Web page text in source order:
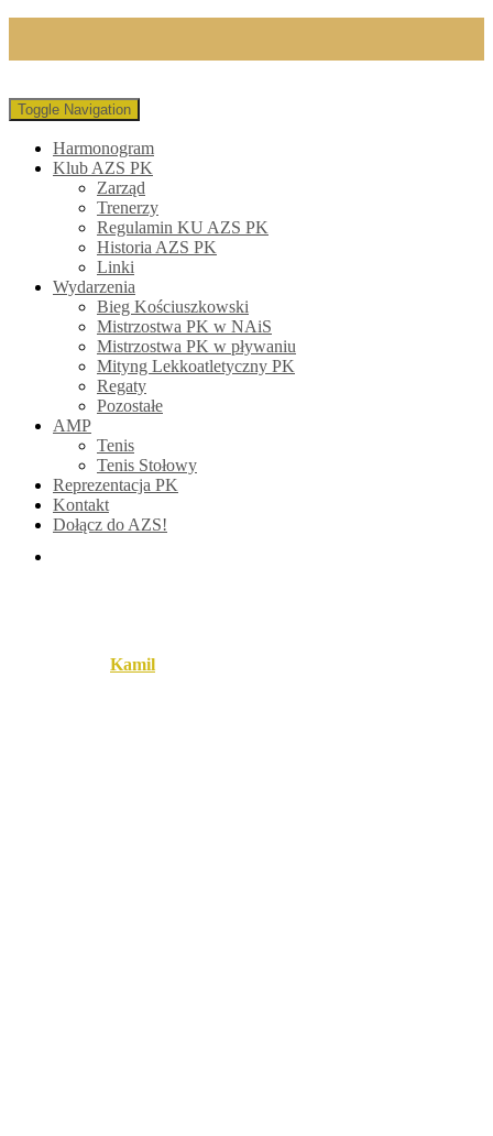
Toggle Navigation
Harmonogram
Klub AZS PK
Zarząd
Trenerzy
Regulamin KU AZS PK
Historia AZS PK
Linki
Wydarzenia
Bieg Kościuszkowski
Mistrzostwa PK w NAiS
Mistrzostwa PK w pływaniu
Mityng Lekkoatletyczny PK
Regaty
Pozostałe
AMP
Tenis
Tenis Stołowy
Reprezentacja PK
Kontakt
Dołącz do AZS!
Kamil